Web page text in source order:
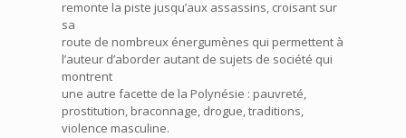
remonte la piste jusqu’aux assassins, croisant sur
sa
route de nombreux énergumènes qui permettent à
l’auteur d’aborder autant de sujets de société qui
montrent
une autre facette de la Polynésie : pauvreté,
prostitution, braconnage, drogue, traditions,
violence masculine.